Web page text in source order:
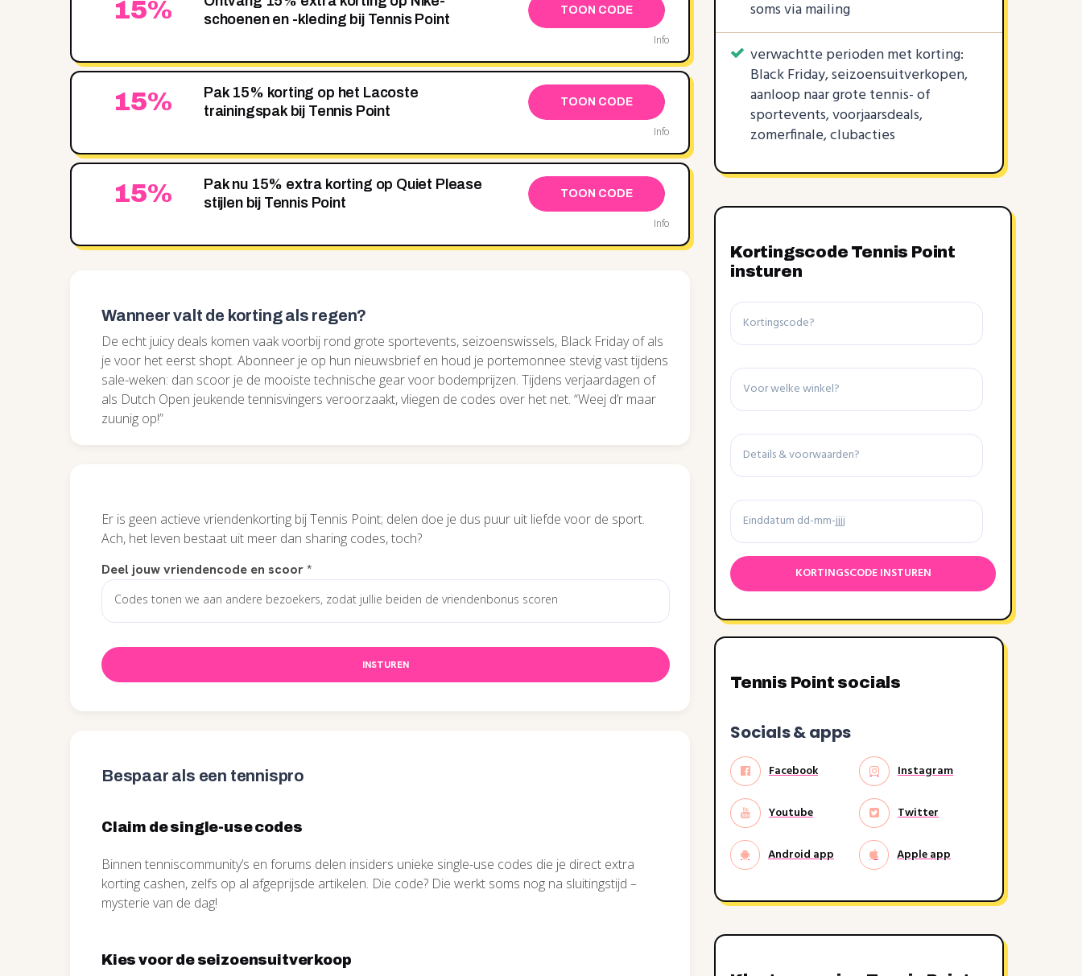
15%
schoenen en -kleding bij Tennis Point
TOON CODE
Info
15%
Pak 15% korting op het Lacoste
trainingspak bij Tennis Point
TOON CODE
Info
15%
Pak nu 15% extra korting op Quiet Please
stijlen bij Tennis Point
TOON CODE
Info
Wanneer valt de korting als regen?
De echt juicy deals komen vaak voorbij rond grote sportevents, seizoenswissels, Black Friday of als
je voor het eerst shopt. Abonneer je op hun nieuwsbrief en houd je portemonnee stevig vast tijdens
sale-weken: dan scoor je de mooiste technische gear voor bodemprijzen. Tijdens verjaardagen of
als Dutch Open jeukende tennisvingers veroorzaakt, vliegen de codes over het net. “Weej d’r maar
zuunig op!”
Er is geen actieve vriendenkorting bij Tennis Point; delen doe je dus puur uit liefde voor de sport.
Ach, het leven bestaat uit meer dan sharing codes, toch?
Deel jouw vriendencode en scoor*
INSTUREN
Bespaar als een tennispro
Claim de single-use codes
Binnen tenniscommunity’s en forums delen insiders unieke single-use codes die je direct extra
korting cashen, zelfs op al afgeprijsde artikelen. Die code? Die werkt soms nog na sluitingstijd –
mysterie van de dag!
Kies voor de seizoensuitverkoop
soms via mailing
verwachtte perioden met korting:
Black Friday, seizoensuitverkopen,
aanloop naar grote tennis- of
sportevents, voorjaarsdeals,
zomerfinale, clubacties
Kortingscode Tennis Point
insturen
Kortingscode
Winkel
Details
voorwaarden
Einddatum
Tennis Point socials
Socials & apps
Facebook Instagram
Youtube Twitter
Android app Apple app